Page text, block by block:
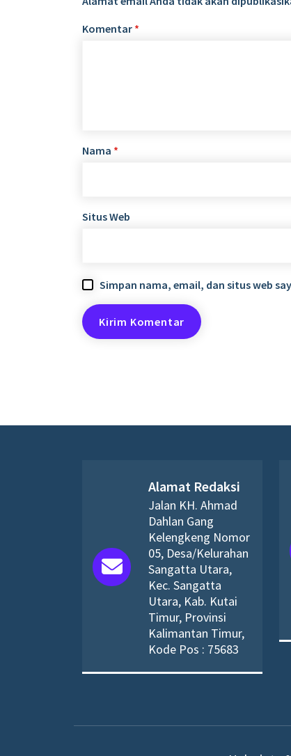
Komentar *
Nama *
Situs Web
Simpan nama, email, dan situs web
Alamat Redaksi
Jalan KH. Ahmad
Dahlan Gang
Kelengkeng Nomor
05, Desa/Kelurahan
Sangatta Utara,
Kec. Sangatta
Utara, Kab. Kutai
Timur, Provinsi
Kalimantan Timur,
Kode Pos : 75683